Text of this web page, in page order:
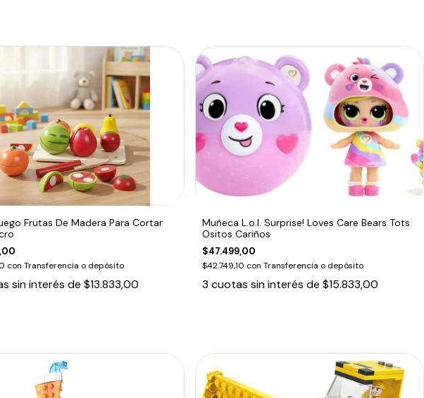
Frutas De Madera Para Cortar
con Transferencia o depósito
sin interés de $13.833,00
Muñeca L.o.l. Surprise! Loves Care Bears Tots
Ositos Cariños
$47.499,00
$42.749,10 con Transferencia o depósito
3 cuotas sin interés de$15.833,00